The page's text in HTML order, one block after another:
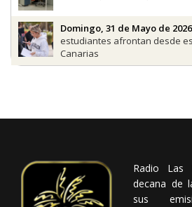
Domingo, 31 de Mayo de 2026
estudiantes afrontan desde
Canarias
Radio Las
decana de
sus